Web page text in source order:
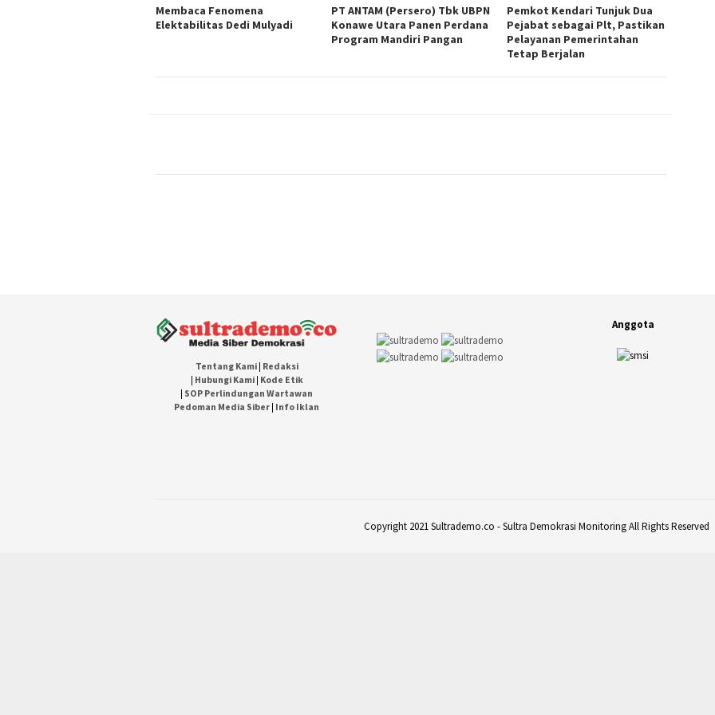
Membaca Fenomena
Elektabilitas Dedi Mulyadi
PT ANTAM (Persero) Tbk UBPN
Konawe Utara Panen Perdana
Program Mandiri Pangan
Pemkot Kendari Tunjuk Dua
Pejabat sebagai Plt, Pastikan
Pelayanan Pemerintahan
Tetap Berjalan
Tentang Kami| Redaksi
| Hubungi Kami| Kode Etik
| SOP Perlindungan Wartawan
Pedoman Media Siber | Info Iklan
Anggota
Copyright 2021 Sultrademo.co - Sultra Demokrasi Monitoring All Rights Reserved